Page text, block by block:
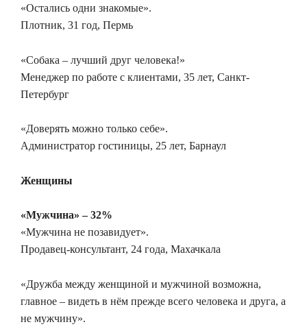
«Остались одни знакомые».
Плотник, 31 год, Пермь
«Собака – лучший друг человека!»
Менеджер по работе с клиентами, 35 лет, Санкт-
Петербург
«Доверять можно только себе».
Администратор гостиницы, 25 лет, Барнаул
Женщины
«Мужчина» – 32%
«Мужчина не позавидует».
Продавец-консультант, 24 года, Махачкала
«Дружба между женщиной и мужчиной возможна,
главное – видеть в нём прежде всего человека и друга, а
не мужчину».